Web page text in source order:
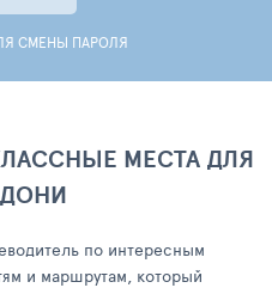
СМЕНЫ ПАРОЛЯ
МЕСТА ДЛЯ
по интересным
и маршрутам, который